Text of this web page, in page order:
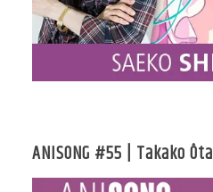
ANISONG #55 | Takako Ôta